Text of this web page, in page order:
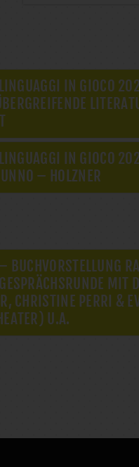
IN GIOCO
IN GIOCO
– HOLZNER
BUCHVORSTELLUNG
MIT
CHRISTINE PERRI &
U.A.